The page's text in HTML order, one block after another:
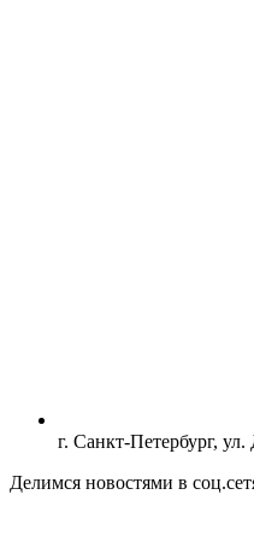
г. Санкт-Петербург,
Делимся новостями в